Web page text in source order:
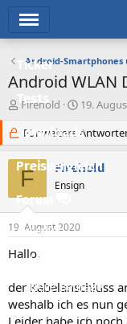
Ticker
Tests
Downloads
Preisvergleich
Forum
Aktuelles
Empfohlene Inhalte
Neue Beiträge
Neueste Aktivitäten
Android-Smartphones
Android WLAN
E
s
t
e
l
e
Firehold
E
s
t
e
l
l
m
19.
Für weitere
F Firehold
Ensign
19. August 2020
Hallo,
der Kabelanschluss
weshalb ich es nun
Leider habe ich